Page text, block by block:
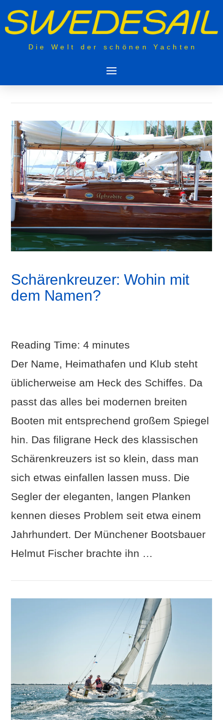
Die Welt der schönen Yachten
Schärenkreuzer: Wohin mit
dem Namen?
Reading Time:4 minutes
Der Name, Heimathafen und Klub steht
üblicherweise am Heck des Schiffes. Da
passt das alles bei modernen breiten
Booten mit entsprechend großem Spiegel
hin. Das filigrane Heck des klassischen
Schärenkreuzers ist so klein, dass man
sich etwas einfallen lassen muss. Die
Segler der eleganten, langen Planken
kennen dieses Problem seit etwa einem
Jahrhundert. Der Münchener Bootsbauer
Helmut Fischer brachte ihn …